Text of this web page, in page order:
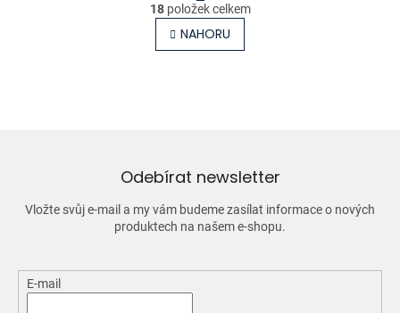
v
l
á
v
k
y
v
ý
i
r
á
n
k
18položek celkem
NAHORU
Odebírat newsletter
Vložte svůj e-mail a my vám budeme zasílat informace o nových
produktech na našem e-shopu.
E-mail